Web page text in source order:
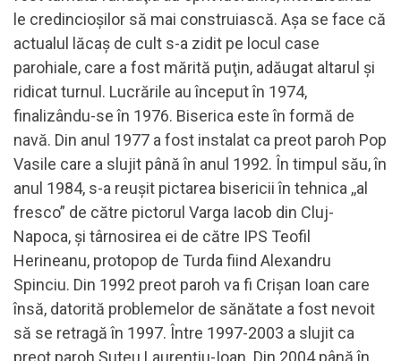
le credincioşilor să mai construiască. Aşa se face că
actualul lăcaş de cult s-a zidit pe locul case
parohiale, care a fost mărită puţin, adăugat altarul şi
ridicat turnul. Lucrările au început în 1974,
finalizându-se în 1976. Biserica este în formă de
navă. Din anul 1977 a fost instalat ca preot paroh Pop
Vasile care a slujit până în anul 1992. În timpul său, în
anul 1984, s-a reuşit pictarea bisericii în tehnica ,,al
fresco” de către pictorul Varga Iacob din Cluj-
Napoca, şi târnosirea ei de către IPS Teofil
Herineanu, protopop de Turda fiind Alexandru
Spinciu. Din 1992 preot paroh va fi Crişan Ioan care
însă, datorită problemelor de sănătate a fost nevoit
să se retragă în 1997. Între 1997-2003 a slujit ca
preot paroh Şuteu Laurenţiu-Ioan. Din 2004 până în